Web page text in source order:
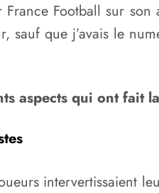
Football sur
sauf que j’avais le
aspects qui ont fait
intervertissaient